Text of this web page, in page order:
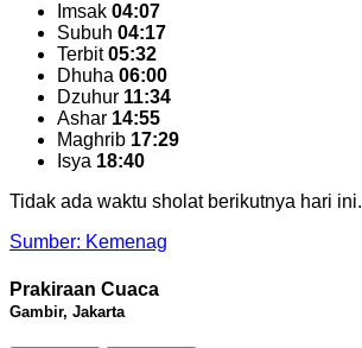
Imsak 04:07
Subuh 04:17
Terbit05:32
Dhuha 06:00
Dzuhur 11:34
Ashar 14:55
Maghrib 17:29
Isya 18:40
Tidak ada waktu sholat berikutnya hari ini.
Sumber: Kemenag
Prakiraan Cuaca
Gambir, Jakarta